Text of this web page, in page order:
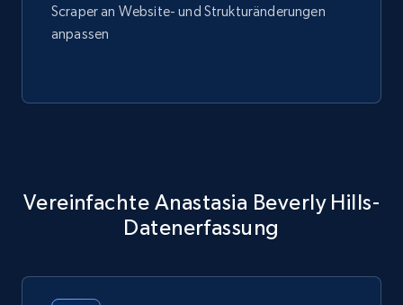
Scraper an Website- und Strukturänderungen
anpassen
Vereinfachte Anastasia Beverly Hills-
Datenerfassung